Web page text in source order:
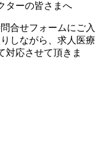
ターの皆さまへ
合せフォームにご入
しながら、求人医療
対応させて頂きま